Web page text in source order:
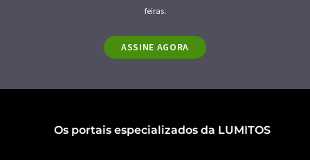
feiras.
ASSINE AGORA
Os portais especializados da LUMITOS